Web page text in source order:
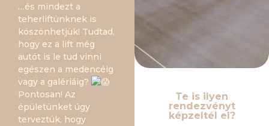
…és mindezt a
teherliftünknek is
köszönhetjük! Tudtad,
hogy ez a lift még
autót is le tud vinni
egészen a medencéig
vagy a galériáig?
Pontosan! Az
épületünket úgy
terveztük, hogy
Te is ilyen
rendezvényt
képzeltél el?